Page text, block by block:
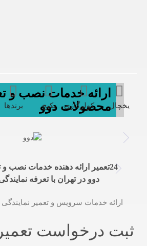
یخچال کولرگازی پکیج برندها
ارائه خدمات نصب و
محصولات دوو
24تعمیر ارائه دهنده خدمات نصب
دوو در تهران با تعرفه
ارائه خدمات سرویس و تعمیر نمایندگی
ثبت درخواست